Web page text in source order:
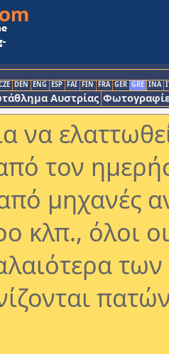
DEN ENG ESP FAI FIN FRA GER GRE INA
Αυστρίας
να
τον
μηχανές
κλπ., όλοι